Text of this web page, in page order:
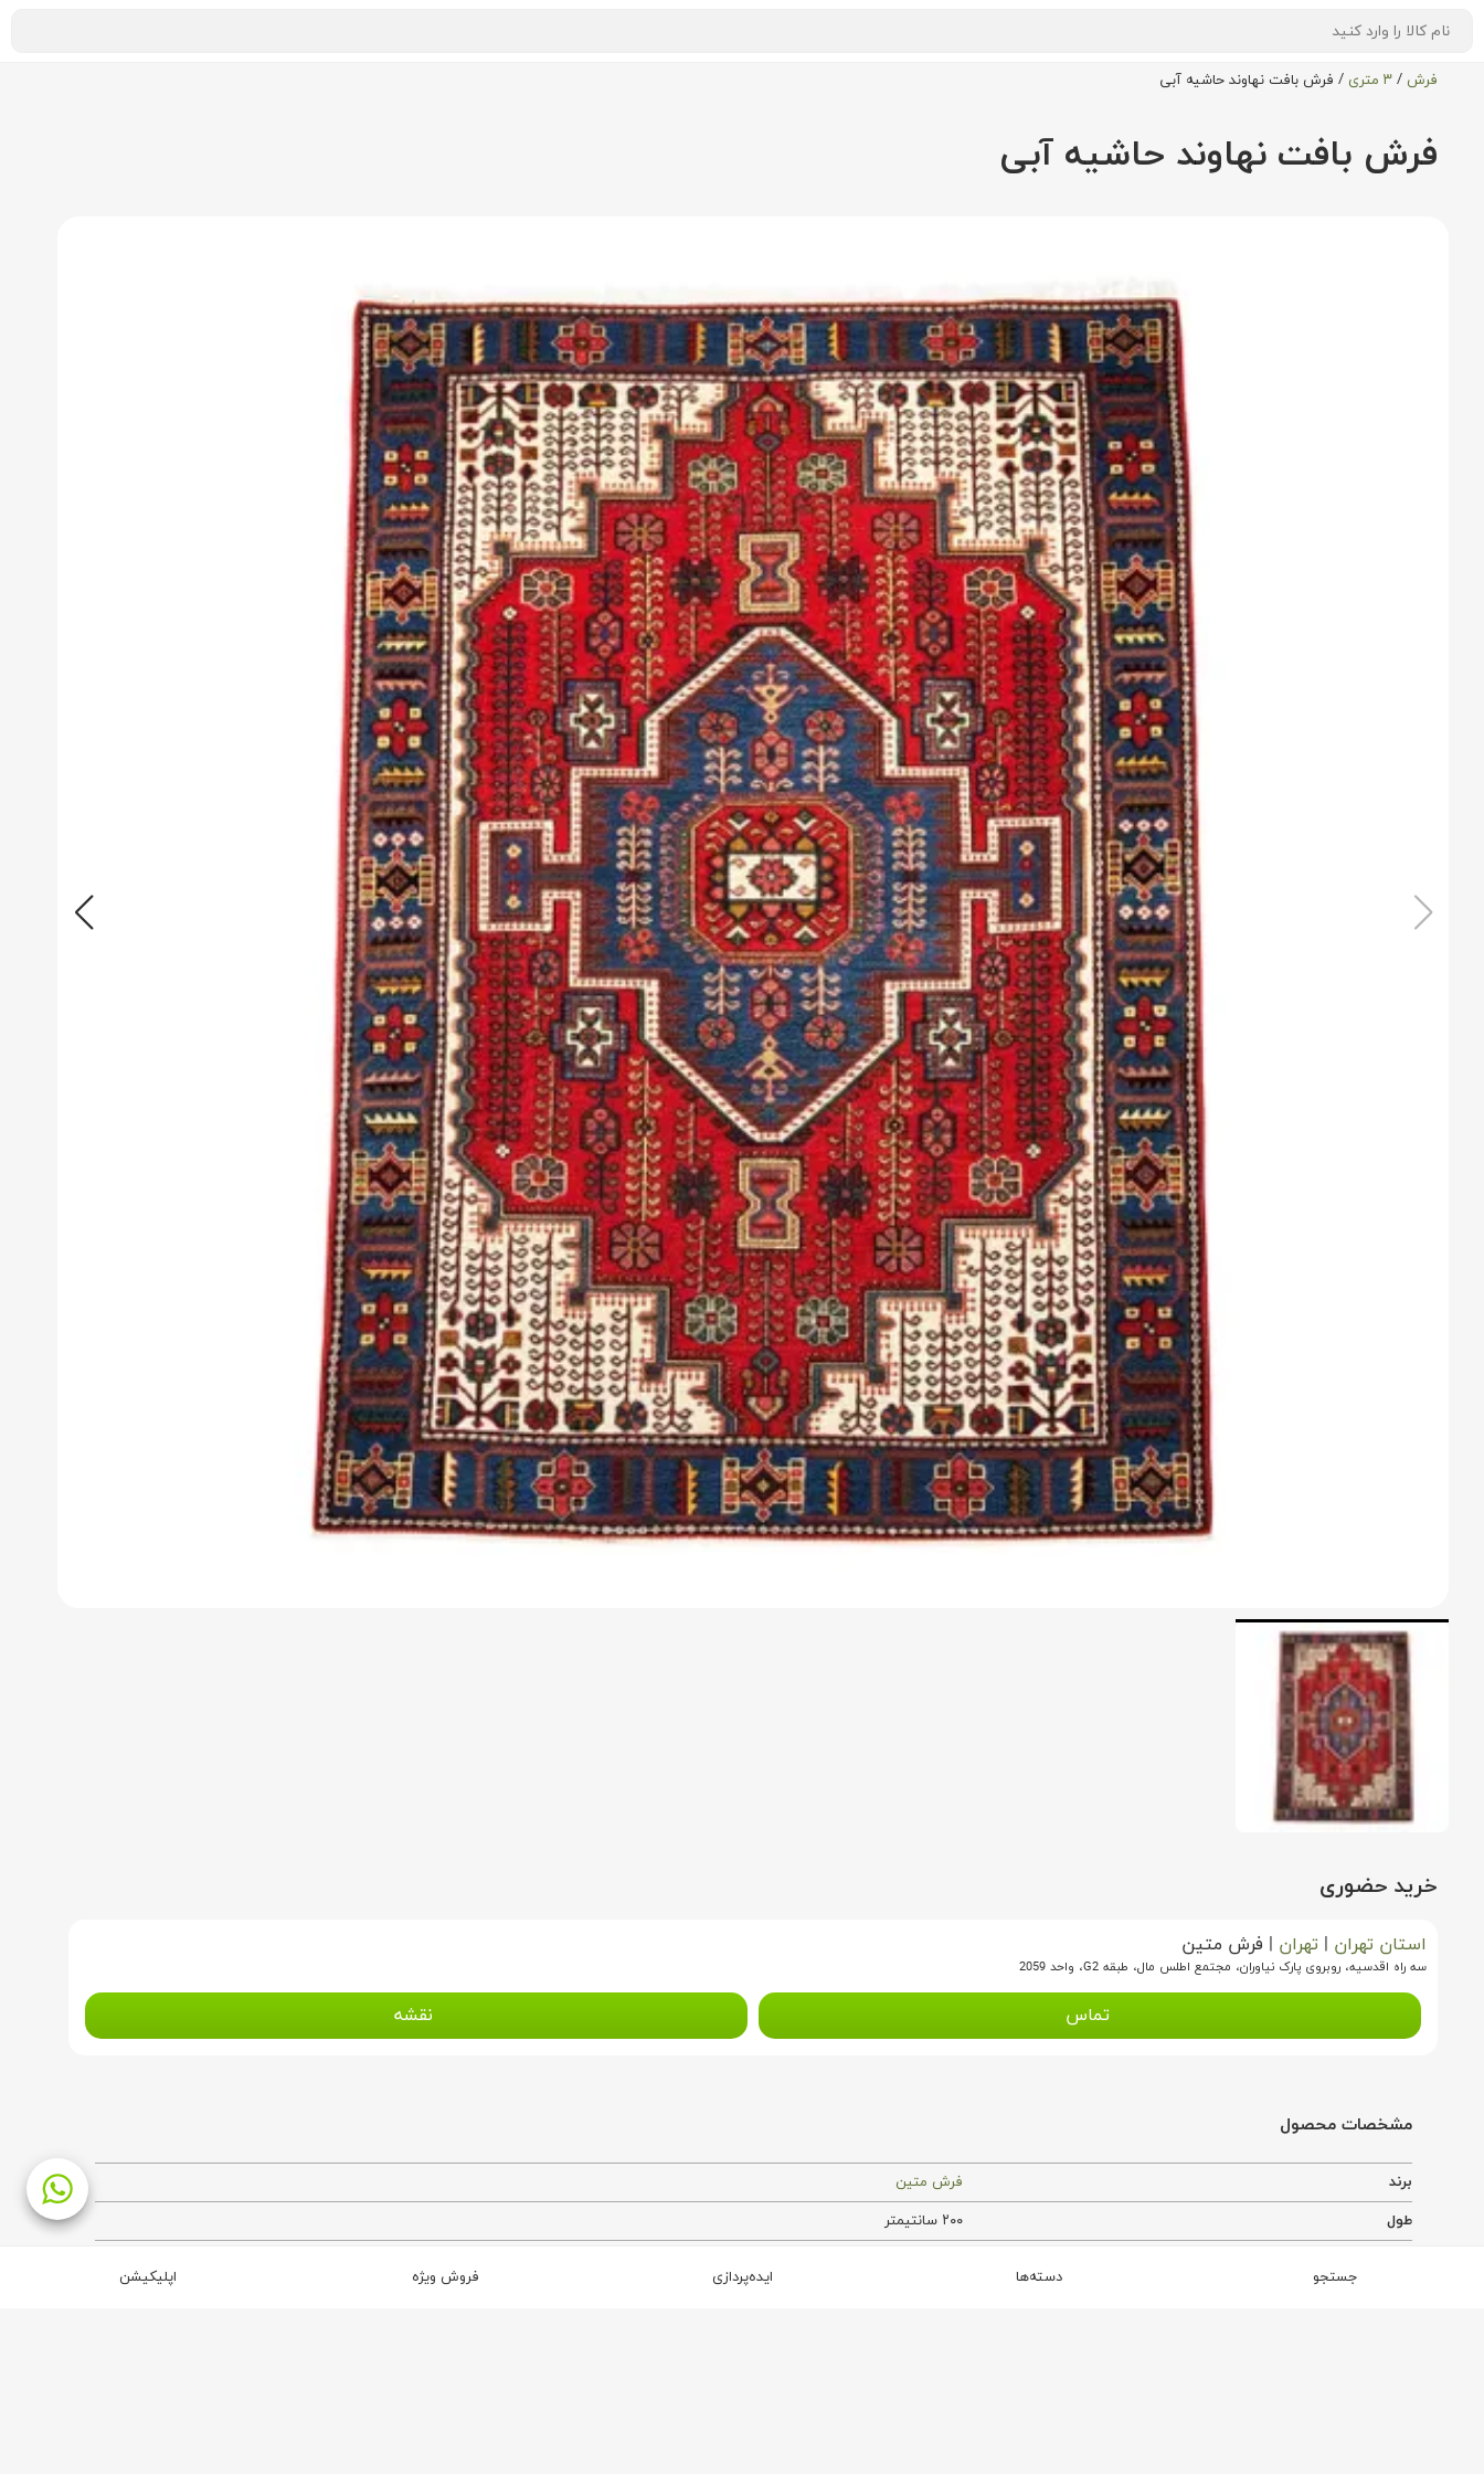
فرش / ۳ متری / فرش بافت نهاوند حاشیه آبی
فرش بافت نهاوند حاشیه آبی
خرید حضوری
استان تهران | تهران | فرش متین
سه راه اقدسیه، روبروی پارک نیاوران، مجتمع اطلس مال، طبقه G2، واحد 2059
تماس نقشه
مشخصات محصول
برند
فرش متین
طول
۲۰۰ سانتیمتر
جستجو دسته‌ها ایده‌پردازی فروش ویژه اپلیکیشن